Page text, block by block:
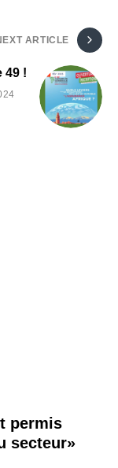
ARTICLE
49 !
permis
secteur»